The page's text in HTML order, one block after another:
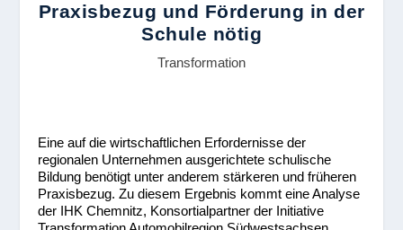
Praxisbezug und Förderung in der
Schule nötig
Transformation
Eine auf die wirtschaftlichen Erfordernisse der
regionalen Unternehmen ausgerichtete schulische
Bildung benötigt unter anderem stärkeren und früheren
Praxisbezug. Zu diesem Ergebnis kommt eine Analyse
der IHK Chemnitz, Konsortialpartner der Initiative